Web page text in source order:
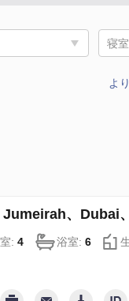
寝室
よ
、Dubai
: 4 浴室: 6